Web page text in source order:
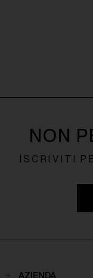
NON
ISCRIVITI
AZIENDA